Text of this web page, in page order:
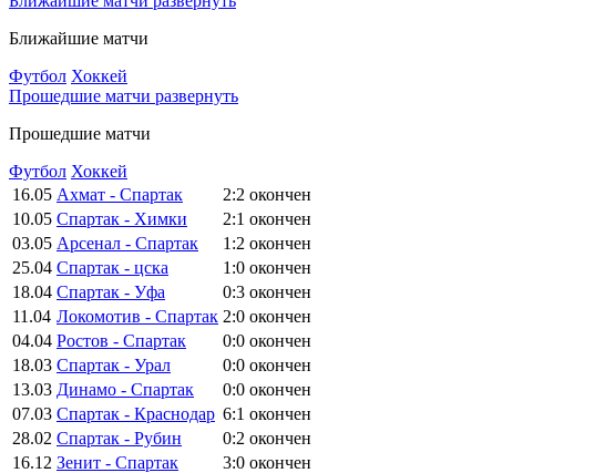
Ближайшие матчи
Футбол Хоккей
Прошедшие матчи развернуть
Прошедшие матчи
Футбол Хоккей
16.05 Ахмат - Спартак 2:2 окончен
10.05 Спартак - Химки 2:1 окончен
03.05 Арсенал - Спартак 1:2 окончен
25.04 Спартак - цска 1:0 окончен
18.04 Спартак - Уфа 0:3 окончен
11.04 Локомотив - Спартак 2:0 окончен
04.04 Ростов - Спартак 0:0 окончен
18.03 Спартак - Урал 0:0 окончен
13.03 Динамо - Спартак 0:0 окончен
07.03 Спартак - Краснодар 6:1 окончен
28.02 Спартак - Рубин 0:2 окончен
16.12 Зенит - Спартак 3:0 окончен